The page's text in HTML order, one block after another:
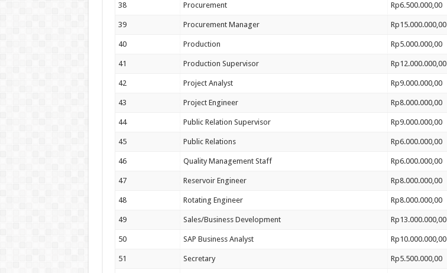
38 Procurement Rp6.500.000,00
39 Procurement Manager Rp15.000.000,00
40 Production Rp5.000.000,00
41 Production Supervisor Rp12.000.000,00
42 Project Analyst Rp9.000.000,00
43 Project Engineer Rp8.000.000,00
44 Public Relation Supervisor Rp9.000.000,00
45 Public Relations Rp6.000.000,00
46 Quality Management Staff Rp6.000.000,00
47 Reservoir Engineer Rp8.000.000,00
48 Rotating Engineer Rp8.000.000,00
49 Sales/Business Development Rp13.000.000,00
50 SAP Business Analyst Rp10.000.000,00
51 Secretary Rp5.500.000,00